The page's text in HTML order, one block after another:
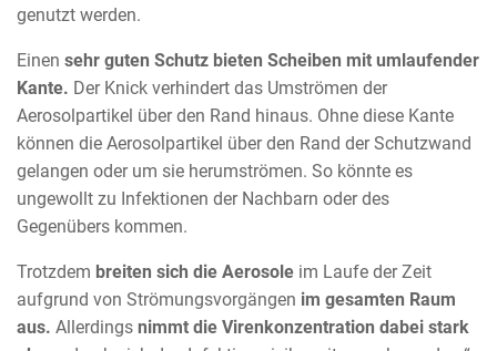
genutzt werden.
Einen sehr guten Schutz bieten Scheiben mit umlaufender
Kante. Der Knick verhindert das Umströmen der
Aerosolpartikel über den Rand hinaus. Ohne diese Kante
können die Aerosolpartikel über den Rand der Schutzwand
gelangen oder um sie herumströmen. So könnte es
ungewollt zu Infektionen der Nachbarn oder des
Gegenübers kommen.
Trotzdem breiten sich die Aerosole im Laufe der Zeit
aufgrund von Strömungsvorgängen im gesamten Raum
aus. Allerdings nimmt die Virenkonzentration dabei stark